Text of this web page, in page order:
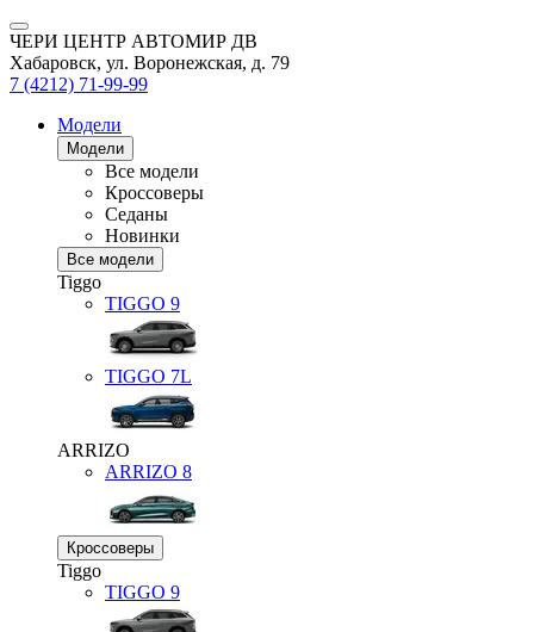
ЧЕРИ ЦЕНТР АВТОМИР ДВ
Хабаровск, ул. Воронежская, д. 79
7 (4212) 71-99-99
Модели
Модели
Все модели
Кроссоверы
Седаны
Новинки
Все модели
Tiggo
TIGGO 9
TIGGO 7L
ARRIZO
ARRIZO 8
Кроссоверы
Tiggo
TIGGO 9